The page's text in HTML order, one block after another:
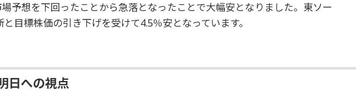
予想を下回ったことから急落となったことで大幅安となりました。東ソー
目標株価の引き下げを受けて4.5％安となっています。
日への視点